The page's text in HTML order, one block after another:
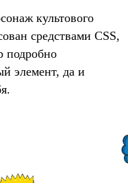
культового
средствами CSS,
подробно
элемент, да и